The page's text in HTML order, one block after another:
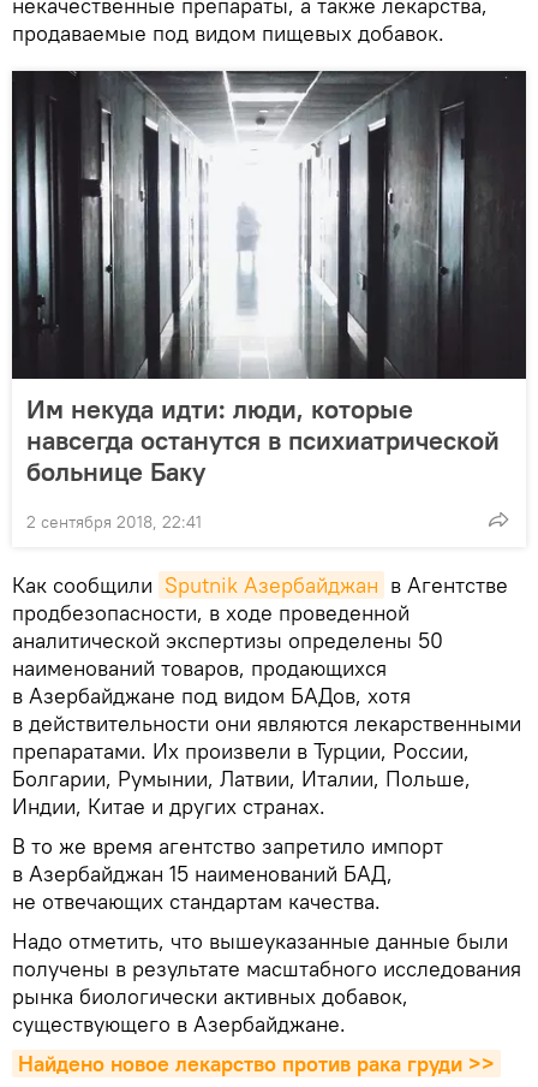
продаваемые под видом пищевых добавок.
Им некуда идти: люди, которые
навсегда останутся в психиатрической
больнице Баку
2 сентября 2018, 22:41
Как сообщили Sputnik Азербайджан в Агентстве
продбезопасности, в ходе проведенной
аналитической экспертизы определены 50
наименований товаров, продающихся
в Азербайджане под видом БАДов, хотя
в действительности они являются лекарственными
препаратами. Их произвели в Турции, России,
Болгарии, Румынии, Латвии, Италии, Польше,
Индии, Китае и других странах.
В то же время агентство запретило импорт
в Азербайджан 15 наименований БАД,
не отвечающих стандартам качества.
Надо отметить, что вышеуказанные данные были
получены в результате масштабного исследования
рынка биологически активных добавок,
существующего в Азербайджане.
Найдено новое лекарство против рака груди >>